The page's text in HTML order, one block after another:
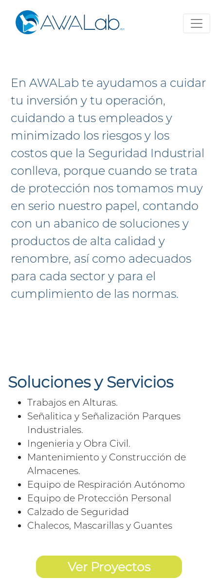
Industrial
En AWALab te ayudamos a cuidar
tu inversión y tu operación,
cuidando a tus empleados y
minimizado los riesgos y los
costos que la Seguridad Industrial
conlleva, porque cuando se trata
de protección nos tomamos muy
en serio nuestro papel, contando
con un abanico de soluciones y
productos de alta calidad y
renombre, así como adecuados
para cada sector y para el
cumplimiento de las normas.
Soluciones y Servicios
Trabajos en Alturas.
Señalitica y Señalización Parques
Industriales.
Ingenieria y Obra Civil.
Mantenimiento y Construcción de
Almacenes.
Equipo de Respiración Autónomo
Equipo de Protección Personal
Calzado de Seguridad
Chalecos, Mascarillas y Guantes
Ver Proyectos